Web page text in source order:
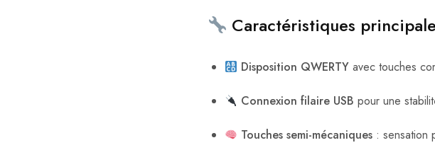
Caractéristiques
Disposition QWERTY avec touches
Connexion filaire USB pour une
Touches semi-mécaniques : sensation